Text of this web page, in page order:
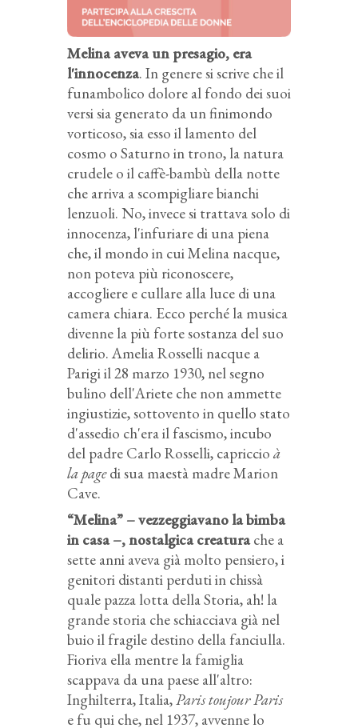
Melina aveva un presagio, era
l'innocenza. In genere si scrive che il
funambolico dolore al fondo dei suoi
versi sia generato da un finimondo
vorticoso, sia esso il lamento del
cosmo o Saturno in trono, la natura
crudele o il caffè-bambù della notte
che arriva a scompigliare bianchi
lenzuoli. No, invece si trattava solo di
innocenza, l'infuriare di una piena
che, il mondo in cui Melina nacque,
non poteva più riconoscere,
accogliere e cullare alla luce di una
camera chiara. Ecco perché la musica
divenne la più forte sostanza del suo
delirio. Amelia Rosselli nacque a
Parigi il 28 marzo 1930, nel segno
bulino dell'Ariete che non ammette
ingiustizie, sottovento in quello stato
d'assedio ch'era il fascismo, incubo
del padre Carlo Rosselli, capriccio à
la pagedi sua maestà madre Marion
Cave.
“Melina” – vezzeggiavano la bimba
in casa –, nostalgica creaturache a
sette anni aveva già molto pensiero, i
genitori distanti perduti in chissà
quale pazza lotta della Storia, ah! la
grande storia che schiacciava già nel
buio il fragile destino della fanciulla.
Fioriva ella mentre la famiglia
scappava da una paese all'altro:
Inghilterra, Italia,Paris toujour Paris
e fu qui che, nel 1937, avvenne lo